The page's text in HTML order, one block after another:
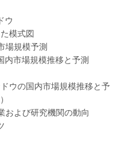
ウ
模式図
場規模予測
内市場規模推移と予測
ウの国内市場規模推移と予
および研究機関の動向